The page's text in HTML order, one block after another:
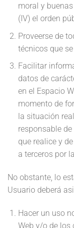
moral y
(IV) el orden
Proveerse de
técnicos que
Facilitar
datos de
en el Espacio
momento de
la situación
responsable
que realice y
a terceros por
No obstante, lo
Usuario deberá
Hacer un uso
Web y/o de los